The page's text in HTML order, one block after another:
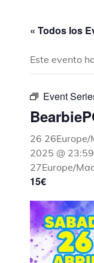
« Todos los
Este evento
Event
26
2025 @ 23:59
27Europe/
15€